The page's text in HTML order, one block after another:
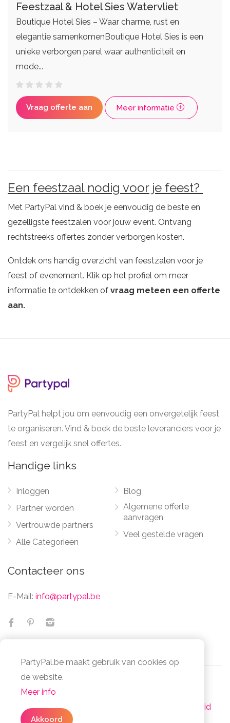
Feestzaal & Hotel Sies Watervliet
Boutique Hotel Sies – Waar charme, rust en
elegantie samenkomenBoutique Hotel Sies is een
unieke verborgen parel waar authenticiteit en
mode...
Vraag offerte aan Meer informatie
Een feestzaal nodig voor je feest?
Met PartyPal vind & boek je eenvoudig de beste en
gezelligste feestzalen voor jouw event. Ontvang
rechtstreeks offertes zonder verborgen kosten.
Ontdek ons handig overzicht van feestzalen voor je
feest of evenement. Klik op het profiel om meer
informatie te ontdekken of vraag meteen een offerte
aan.
PartyPal helpt jou om eenvoudig een onvergetelijk feest
te organiseren. Vind & boek de beste leveranciers voor je
feest en vergelijk snel offertes.
Handige links
Inloggen
Partner worden
Vertrouwde partners
Alle Categorieën
Blog
Algemene offerte
aanvragen
Veel gestelde vragen
Contacteer ons
E-Mail: info@partypal.be
© Partypal 2026 Alle Rechten Voorbehouden -
Algemene voorwaarden
Privacy- en cookiebeleid
Geen zin om te zoeken
naar partners?
offerte in en bespaar je tijd en moeite.
PartyPal.be maakt gebruik van cookies op
de website.
Meer info
Akkoord